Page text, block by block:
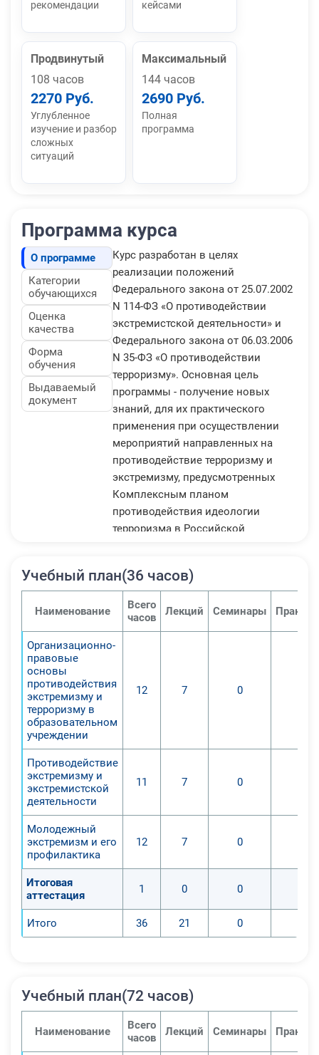
рекомендации
кейсами
Продвинутый
108 часов
2270 Руб.
Углубленное
изучение и разбор
сложных
ситуаций
Максимальный
144 часов
2690 Руб.
Полная
программа
Программа курса
О программе
Категории
обучающихся
Оценка
качества
Форма
обучения
Выдаваемый
документ
Курс разработан в целях
реализации положений
Федерального закона от 25.07.2002
N 114-ФЗ «О противодействии
экстремистской деятельности» и
Федерального закона от 06.03.2006
N 35-ФЗ «О противодействии
терроризму». Основная цель
программы - получение новых
знаний, для их практического
применения при осуществлении
мероприятий направленных на
противодействие терроризму и
экстремизму, предусмотренных
Комплексным планом
противодействия идеологии
терроризма в Российской
Федерации 26 апреля 2013 года №
указанной деятельностью по
противодействию терроризму и
экстремизму. Обучение работников
терроризму и экстремизму
правовых понятиях, основных
принципах противодействия
экстремистской деятельности и
направлениях профилактики
экстремистской деятельности и
организационных основах
противодействия экстремистской
ответственности организаций и
физических лиц за
экстремистской и
террористической деятельности.
В финале курса у слушателей
Учебный план(36 часов)
Наименование
Всего
часов
Лекций Семинары
Организационно-
правовые
основы
противодействия
экстремизму и
терроризму в
образовательном
учреждении
12 7 0
Противодействие
экстремизму и
экстремистской
деятельности
11 7 0
Молодежный
экстремизм и его
профилактика
12 7 0
Итоговая
аттестация
1 0 0
Итого 36 21 0
Учебный план(72 часов)
Наименование
Всего
часов
Лекций Семинары